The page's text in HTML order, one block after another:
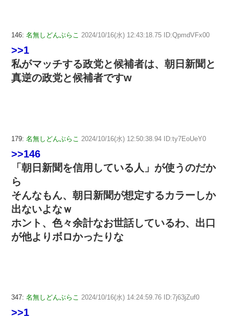
146: 名無しどんぶらこ 2024/10/16(水) 12:43:18.75 ID:QpmdVFx00
>>1
私がマッチする政党と候補者は、朝日新聞と
真逆の政党と候補者ですw
179: 名無しどんぶらこ 2024/10/16(水) 12:50:38.94 ID:ty7EoUeY0
>>146
「朝日新聞を信用している人」が使うのだか
ら
そんなもん、朝日新聞が想定するカラーしか
出ないよなｗ
ホント、色々余計なお世話しているわ、出口
が他よりボロかったりな
347: 名無しどんぶらこ 2024/10/16(水) 14:24:59.76 ID:7j63jZuf0
>>1